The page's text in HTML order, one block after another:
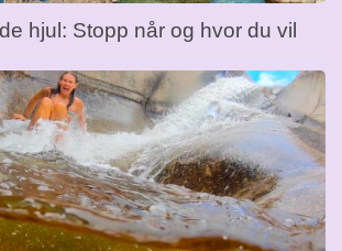
hjul: Stopp når og hvor du vil